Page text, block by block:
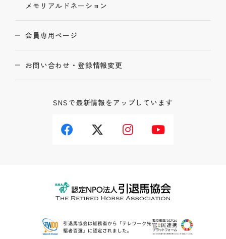
メモリアルドネーション
会員専用ページ
お問い合わせ・登録情報変更
SNSで最新情報をアップしています